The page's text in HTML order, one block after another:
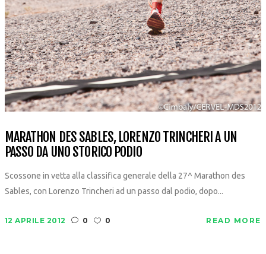
MARATHON DES SABLES, LORENZO TRINCHERI A UN
PASSO DA UNO STORICO PODIO
Scossone in vetta alla classifica generale della 27^ Marathon des
Sables, con Lorenzo Trincheri ad un passo dal podio, dopo...
12 APRILE 2012 0 0 READ MORE